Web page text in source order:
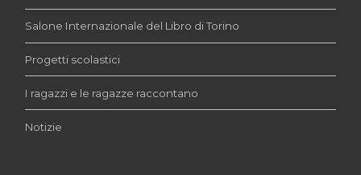
Salone Internazionale del Libro di Torino
Progetti scolastici
I ragazzi e le ragazze raccontano
Notizie